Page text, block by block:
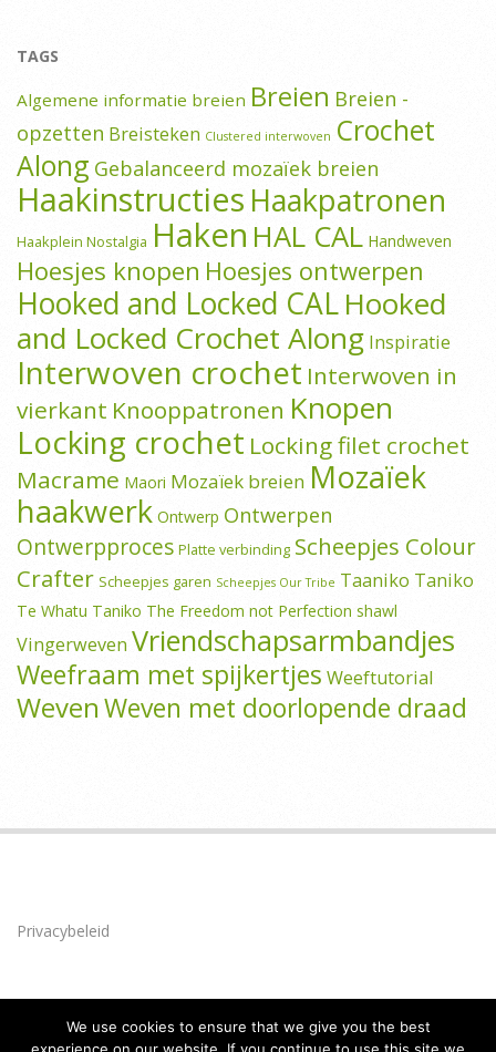
TAGS
Algemene informatie breien Breien Breien -
opzetten Breisteken Clustered interwoven Crochet
Along Gebalanceerd mozaïek breien
Haakinstructies Haakpatronen
Haakplein Nostalgia Haken HAL CAL Handweven
Hoesjes knopen Hoesjes ontwerpen
Hooked and Locked CALHooked
and Locked Crochet Along Inspiratie
Interwoven crochet Interwoven in
vierkant Knooppatronen Knopen
Locking crochet Locking filet crochet
Macrame Maori Mozaïek breien Mozaïek
haakwerk Ontwerp Ontwerpen
Ontwerpproces Platte verbinding Scheepjes Colour
Crafter Scheepjes garen Scheepjes Our Tribe Taaniko Taniko
Te Whatu Taniko The Freedom not Perfection shawl
Vingerweven Vriendschapsarmbandjes
Weefraam met spijkertjes Weeftutorial
WevenWeven met doorlopende draad
Privacybeleid
We use cookies to ensure that we give you the best